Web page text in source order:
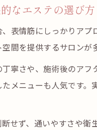
なエステの選び方
表情筋にしっかりア
間を提供するサロンが
寧さや、施術後のア
メニューも人気です
せず、通いやすさや